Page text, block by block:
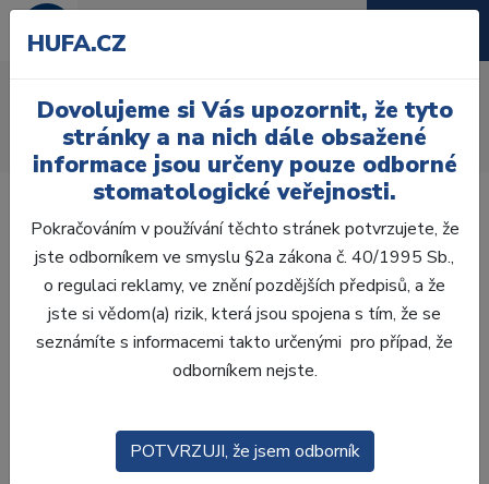
Úvod Zuby
AcryRock
AcryRock frontální H 6 ks S66, B3
HUFA.CZ
Dovolujeme si Vás upozornit, že tyto
stránky a na nich dále obsažené
informace jsou určeny pouze odborné
stomatologické veřejnosti.
Pokračováním v používání těchto stránek potvrzujete, že
jste odborníkem ve smyslu §2a zákona č. 40/1995 Sb.,
o regulaci reklamy, ve znění pozdějších předpisů, a že
jste si vědom(a) rizik, která jsou spojena s tím, že se
seznámíte s informacemi takto určenými pro případ, že
odborníkem nejste.
POTVRZUJI, že jsem odborník